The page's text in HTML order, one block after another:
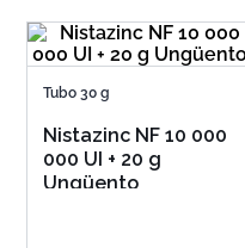
Tubo 30 g
Nistazinc NF 10 000
000 UI + 20 g
Ungüento